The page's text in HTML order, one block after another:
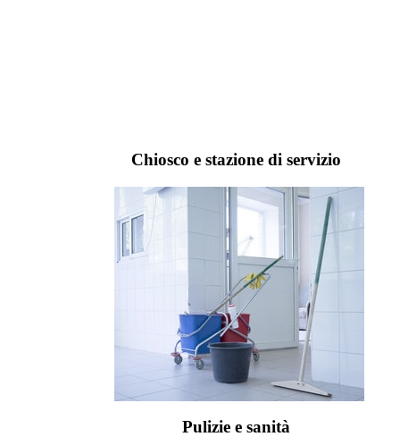
Chiosco e stazione di servizio
Pulizie e sanità